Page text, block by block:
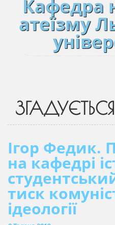
Кафедра
атеїзму
Ігор Федик.
на кафедрі
тиск
ідеології